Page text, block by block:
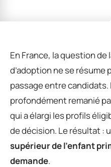
En France, la question
d’adoption ne se résume
passage entre candidats.
profondément remanié
qui a élargi les profils
de décision. Le résultat :
supérieur de l’enfant
demande.